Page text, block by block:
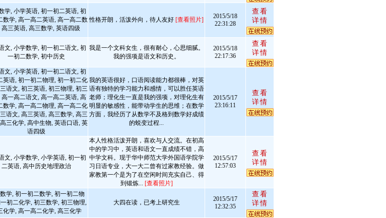
学, 小学英语, 初一初二英语, 初
数学, 高一高二英语, 高一高二数
高三英语, 高三数学, 英语四级
性格开朗，活泼外向，待人友好 [查看照片]
2015/5/18
22:31:28
查看
详情
文, 小学数学, 初一初二语文, 初
一初二数学, 初中历史
我是一个文科女生，很有耐心，心思细腻。
我的强项是语文和历史。
2015/5/18
22:17:36
查看
详情
文, 小学英语, 初一初二语文, 初
英语, 初一初二物理, 初一初二化
语文, 初三英语, 初三物理, 初三
高一高二语文, 高一高二英语, 高
数学, 高一高二物理, 高一高二化
语文, 高三英语, 高三数学, 高三
三化学, 高中生物, 英语口语, 英
语四级
我的英语很好，口语阅读能力都很棒，对英
语有独特的学习能力和感情，可以胜任英语
老师；理化生一直是我的强项，对理化生有
明显的敏感性，能带动学生的思维；在数学
方面，我经历了从数学不及格到数学好成绩
的蜕变过程...
2015/5/17
23:16:11
查看
详情
文, 小学数学, 小学英语, 初一初
二英语, 高中历史地理政治
本人性格活泼开朗，喜欢与人交流。在初高
中的学习中，英语和语文一直成绩不错，高
中学文科。现于华中师范大学外国语学院学
习日语专业，大一大二曾有过家教经验。做
家教第一个是为了在空闲时间充实自己、得
到锻炼... [查看照片]
2015/5/17
12:57:03
查看
详情
学, 初一初二数学, 初一初二物
初二化学, 初三数学, 初三物理,
化学, 高一高二化学, 高三化学
大四在读，已考上研究生
2015/5/17
12:32:35
查看
详情